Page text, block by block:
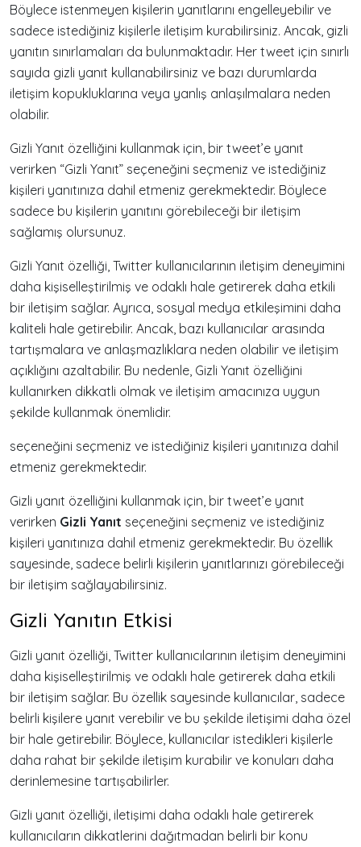
Böylece istenmeyen kişilerin yanıtlarını engelleyebilir ve
sadece istediğiniz kişilerle iletişim kurabilirsiniz. Ancak, gizli
yanıtın sınırlamaları da bulunmaktadır. Her tweet için sınırlı
sayıda gizli yanıt kullanabilirsiniz ve bazı durumlarda
iletişim kopukluklarına veya yanlış anlaşılmalara neden
olabilir.
Gizli Yanıt özelliğini kullanmak için, bir tweet’e yanıt
verirken “Gizli Yanıt” seçeneğini seçmeniz ve istediğiniz
kişileri yanıtınıza dahil etmeniz gerekmektedir. Böylece
sadece bu kişilerin yanıtını görebileceği bir iletişim
sağlamış olursunuz.
Gizli Yanıt özelliği, Twitter kullanıcılarının iletişim deneyimini
daha kişiselleştirilmiş ve odaklı hale getirerek daha etkili
bir iletişim sağlar. Ayrıca, sosyal medya etkileşimini daha
kaliteli hale getirebilir. Ancak, bazı kullanıcılar arasında
tartışmalara ve anlaşmazlıklara neden olabilir ve iletişim
açıklığını azaltabilir. Bu nedenle, Gizli Yanıt özelliğini
kullanırken dikkatli olmak ve iletişim amacınıza uygun
şekilde kullanmak önemlidir.
seçeneğini seçmeniz ve istediğiniz kişileri yanıtınıza dahil
etmeniz gerekmektedir.
Gizli yanıt özelliğini kullanmak için, bir tweet’e yanıt
verirken Gizli Yanıt seçeneğini seçmeniz ve istediğiniz
kişileri yanıtınıza dahil etmeniz gerekmektedir. Bu özellik
sayesinde, sadece belirli kişilerin yanıtlarınızı görebileceği
bir iletişim sağlayabilirsiniz.
Gizli Yanıtın Etkisi
Gizli yanıt özelliği, Twitter kullanıcılarının iletişim deneyimini
daha kişiselleştirilmiş ve odaklı hale getirerek daha etkili
bir iletişim sağlar. Bu özellik sayesinde kullanıcılar, sadece
belirli kişilere yanıt verebilir ve bu şekilde iletişimi daha özel
bir hale getirebilir. Böylece, kullanıcılar istedikleri kişilerle
daha rahat bir şekilde iletişim kurabilir ve konuları daha
derinlemesine tartışabilirler.
Gizli yanıt özelliği, iletişimi daha odaklı hale getirerek
kullanıcıların dikkatlerini dağıtmadan belirli bir konu